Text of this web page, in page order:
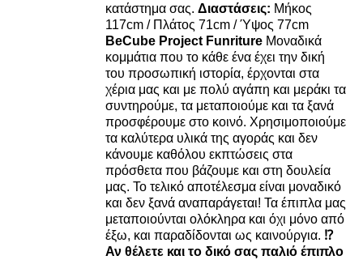
κατάστημα σας.Διαστάσεις: Μήκος
117cm / Πλάτος 71cm / Ύψος 77cm
BeCube Project Funriture Μοναδικά
κομμάτια που το κάθε ένα έχει την δική
του προσωπική ιστορία, έρχονται στα
χέρια μας και με πολύ αγάπη και μεράκι τα
συντηρούμε, τα μεταποιούμε και τα ξανά
προσφέρουμε στο κοινό. Χρησιμοποιούμε
τα καλύτερα υλικά της αγοράς και δεν
κάνουμε καθόλου εκπτώσεις στα
πρόσθετα που βάζουμε και στη δουλεία
μας. Το τελικό αποτέλεσμα είναι μοναδικό
και δεν ξανά αναπαράγεται! Τα έπιπλα μας
μεταποιούνται ολόκληρα και όχι μόνο από
έξω, και παραδίδονται ως καινούργια. ⁉️
Αν θέλετε και το δικό σας παλιό έπιπλο